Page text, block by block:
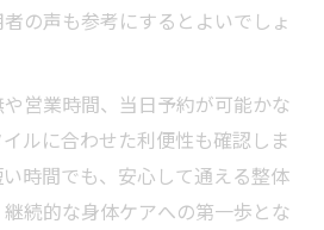
の声も参考にするとよいでしょ
営業時間、当日予約が可能かな
ルに合わせた利便性も確認しま
時間でも、安心して通える整体
続的な身体ケアへの第一歩とな